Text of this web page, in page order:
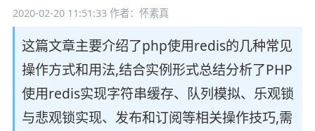
2020-02-20 11:51:33作者：怀素真
这篇文章主要介绍了php使用redis的几种常见
操作方式和用法,结合实例形式总结分析了PHP
使用redis实现字符串缓存、队列模拟、乐观锁
与悲观锁实现、发布和订阅等相关操作技巧,需